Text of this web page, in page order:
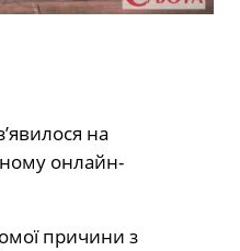
на
онлайн-
причини з